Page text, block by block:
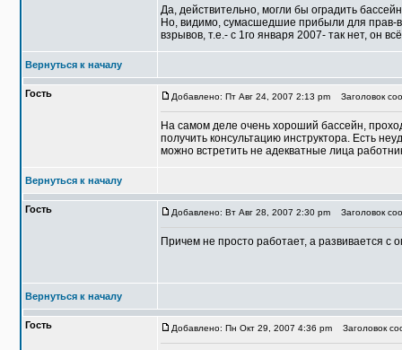
Да, действительно, могли бы оградить
Но, видимо, сумасшедшие прибыли для прав-
взрывов, т.е.- с 1го января 2007- так нет, он
Вернуться к началу
Гость Добавлено: Пт Авг 24, 2007 2:13 pm Заголовок
На самом деле очень хороший бассейн,
получить консультацию инструктора. Есть
можно встретить не адекватные лица
Вернуться к началу
Гость Добавлено: Вт Авг 28, 2007 2:30 pm Заголовок
Причем не просто работает, а развивается с
Вернуться к началу
Гость Добавлено: Пн Окт 29, 2007 4:36 pm Заголовок